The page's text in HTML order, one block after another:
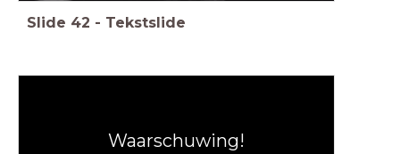
Slide 42 - Tekstslide
Waarschuwing!